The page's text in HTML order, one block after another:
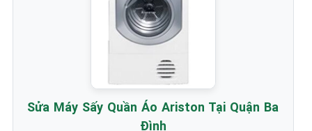
Sửa Máy Sấy Quần Áo Ariston Tại Quận Ba
Đình